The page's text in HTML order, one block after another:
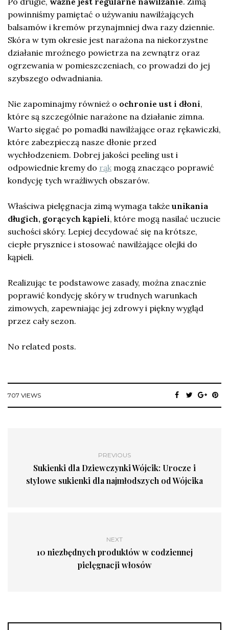
powinniśmy pamiętać o używaniu nawilżających
balsamów i kremów przynajmniej dwa razy dziennie.
Skóra w tym okresie jest narażona na niekorzystne
działanie mroźnego powietrza na zewnątrz oraz
ogrzewania w pomieszczeniach, co prowadzi do jej
szybszego odwadniania.
Nie zapominajmy również o ochronie ust i dłoni,
które są szczególnie narażone na działanie zimna.
Warto sięgać po pomadki nawilżające oraz rękawiczki,
które zabezpieczą nasze dłonie przed
wychłodzeniem. Dobrej jakości peeling ust i
odpowiednie kremy do rąk mogą znacząco poprawić
kondycję tych wrażliwych obszarów.
Właściwa pielęgnacja zimą wymaga także unikania
długich, gorących kąpieli, które mogą nasilać uczucie
suchości skóry. Lepiej decydować się na krótsze,
ciepłe prysznice i stosować nawilżające olejki do
kąpieli.
Realizując te podstawowe zasady, można znacznie
poprawić kondycję skóry w trudnych warunkach
zimowych, zapewniając jej zdrowy i piękny wygląd
przez cały sezon.
No related posts.
707 VIEWS
PREVIOUS
Sukienki dla Dziewczynki Wójcik: Urocze i
stylowe sukienki dla najmłodszych od Wójcika
NEXT
10 niezbędnych produktów w codziennej
pielęgnacji włosów